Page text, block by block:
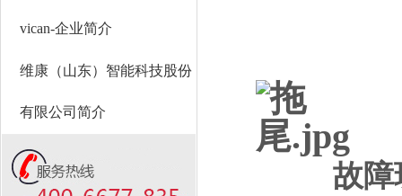
vican-企业简介
维康（山东）智能科技股份
有限公司简介
故障